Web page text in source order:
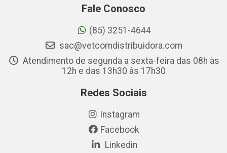
Fale Conosco
(85) 3251-4644
sac@vetcomdistribuidora.com
Atendimento de segunda a sexta-feira das 08h às
12h e das 13h30 às 17h30
Redes Sociais
Instagram
Facebook
Linkedin